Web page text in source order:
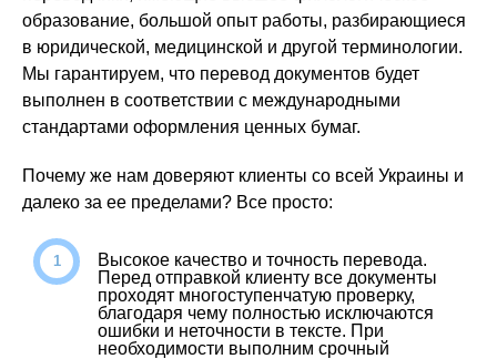
образование, большой опыт работы, разбирающиеся
в юридической, медицинской и другой терминологии.
Мы гарантируем, что перевод документов будет
выполнен в соответствии с международными
стандартами оформления ценных бумаг.
Почему же нам доверяют клиенты со всей Украины и
далеко за ее пределами? Все просто:
Высокое качество и точность перевода.
Перед отправкой клиенту все документы
проходят многоступенчатую проверку,
благодаря чему полностью исключаются
ошибки и неточности в тексте. При
необходимости выполним срочный